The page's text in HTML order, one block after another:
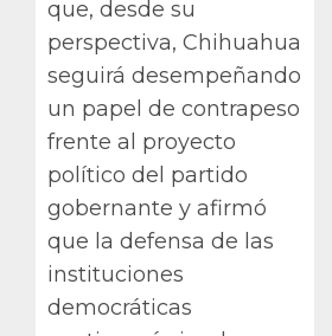
que, desde su
perspectiva, Chihuahua
seguirá desempeñando
un papel de contrapeso
frente al proyecto
político del partido
gobernante y afirmó
que la defensa de las
instituciones
democráticas